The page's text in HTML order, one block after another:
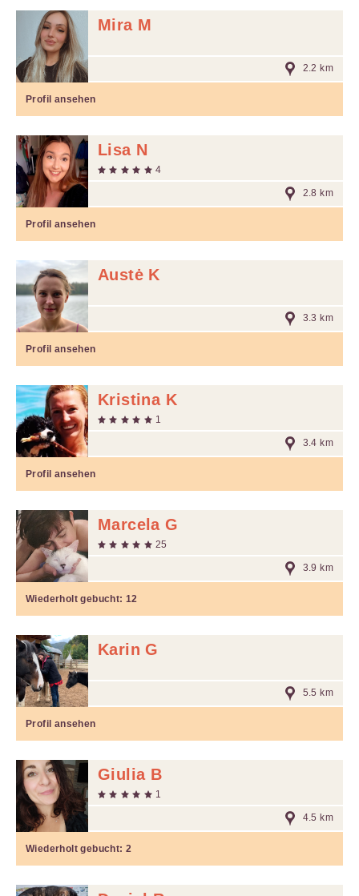
Mira M
2.2 km
Profil ansehen
Lisa N
4
2.8 km
Profil ansehen
Austė K
3.3 km
Profil ansehen
Kristina K
1
3.4 km
Profil ansehen
Marcela G
25
3.9 km
Wiederholt gebucht:12
Karin G
5.5 km
Profil ansehen
Giulia B
1
4.5 km
Wiederholt gebucht:2